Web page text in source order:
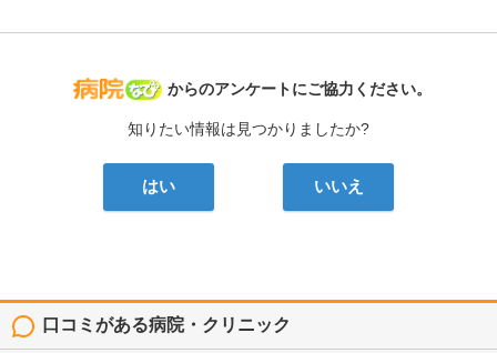
病院なび
からのアンケートにご協力ください。
知りたい情報は見つかりましたか?
はい いいえ
口コミがある病院・クリニック